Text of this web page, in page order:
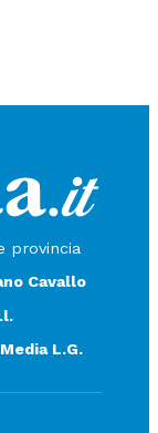
provincia
Cavallo
Media L.G.